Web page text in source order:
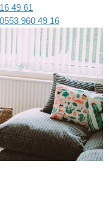
49 61
960 49 16